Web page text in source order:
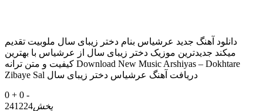
دانلود آهنگ جدید عرشیاس بنام دختر زیبای سال ملوبیت تقدیم
میکند جدیدترین موزیک دختر زیبای سال از عرشیاس با بهترین
کیفیت و متن ترانه Download New Music Arshiyas – Dokhtare
Zibaye Sal دریافت آهنگ عرشیاس دختر زیبای سال
0 + 0 -
پخش241224